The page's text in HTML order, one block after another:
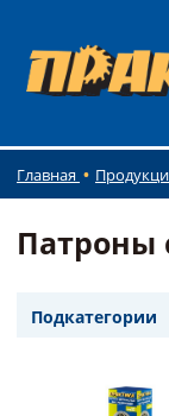
Главная
Патроны
Подкатегории